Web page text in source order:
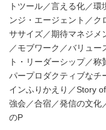
トツール／言える化／
ンジ・エージェント／ク
ササイズ／期待マネジメ
／モブワーク／バリュ
ト・リーダーシップ／
パープロダクティブなチ
インふりかえり／Story
強会／合宿／発信の文化
のP